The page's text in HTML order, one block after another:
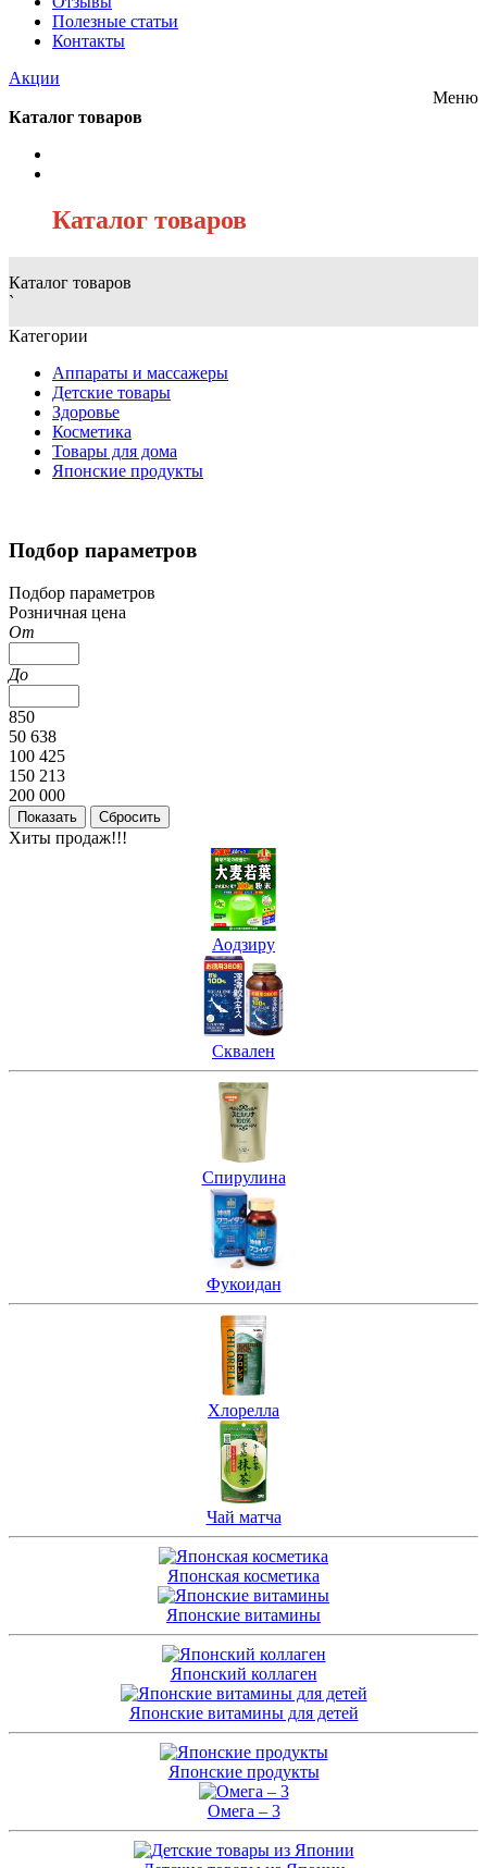
Полезные статьи
Контакты
Акции
Меню
Каталог товаров
Каталог товаров
Каталог товаров
`
Категории
Аппараты и массажеры
Детские товары
Здоровье
Косметика
Товары для дома
Японские продукты
Подбор параметров
Подбор параметров
Розничная цена
От
До
850
50 638
100 425
150 213
200 000
Хиты продаж!!!
Аодзиру
Сквален
Спирулина
Фукоидан
Хлорелла
Чай матча
Японская косметика
Японские витамины
Японский коллаген
Японские витамины для детей
Японские продукты
Омега – 3